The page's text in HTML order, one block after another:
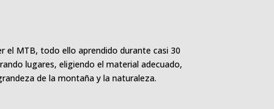
el MTB, todo ello aprendido durante casi 30
lugares, eligiendo el material adecuado,
de la montaña y la naturaleza.